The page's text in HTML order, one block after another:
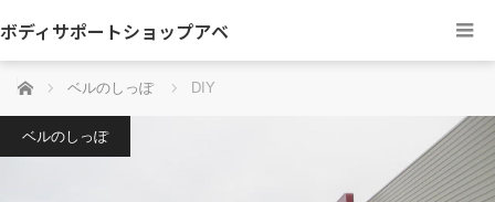
ボディサポートショップアベ
ホーム ベルのしっぽ DIY
ベルのしっぽ